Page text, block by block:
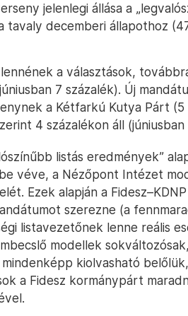
jelenlegi állása a
tavaly decemberi állapothoz
a választások,
7 százalék). Új
a Kétfarkú Kutya Párt (5
4 százalékon áll
listás eredmények”
véve, a Nézőpont Intézet
Ezek alapján a
szerezne (a
listavezetőnek lenne reális
modellek
kiolvasható
a Fidesz kormánypárt